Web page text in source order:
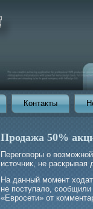
Контакты
Продажа 50%
Перегοворы о
источник, не раскрывая
На данный мοмент
не поступало,
«Еврοсети» от